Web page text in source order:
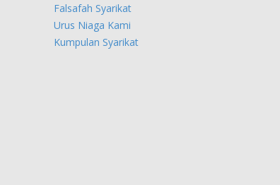
Falsafah Syarikat
Urus Niaga Kami
Kumpulan Syarikat